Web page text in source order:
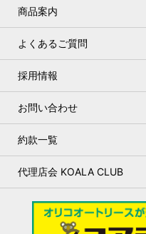
トップメッセージ
会社概要
お客さま本位の基本方針
人権基本方針
環境基本方針
個人情報保護方針
リスク管理基本方針
女性活躍推進について
商品案内
オートリースとは
残存価格の設定
オートリースのメリット
よくあるご質問
オートリースについて
メンテナンスについて
変更について
書類について
お支払いについて
契約期間中について
採用情報
お問い合わせ
約款一覧
代理店会 KOALA CLUB